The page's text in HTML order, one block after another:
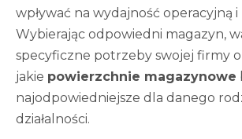
wpływać na wydajność operacyjną i
Wybierając odpowiedni magazyn,
specyficzne potrzeby swojej firmy
jakie powierzchnie magazynowe
najodpowiedniejsze dla danego
działalności.